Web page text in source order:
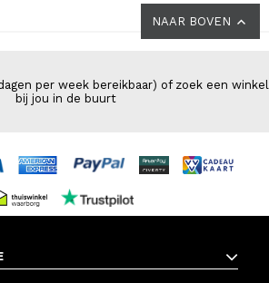
NAAR BOVEN
per week bereikbaar) of zoek een winkel
bij jou in de buurt